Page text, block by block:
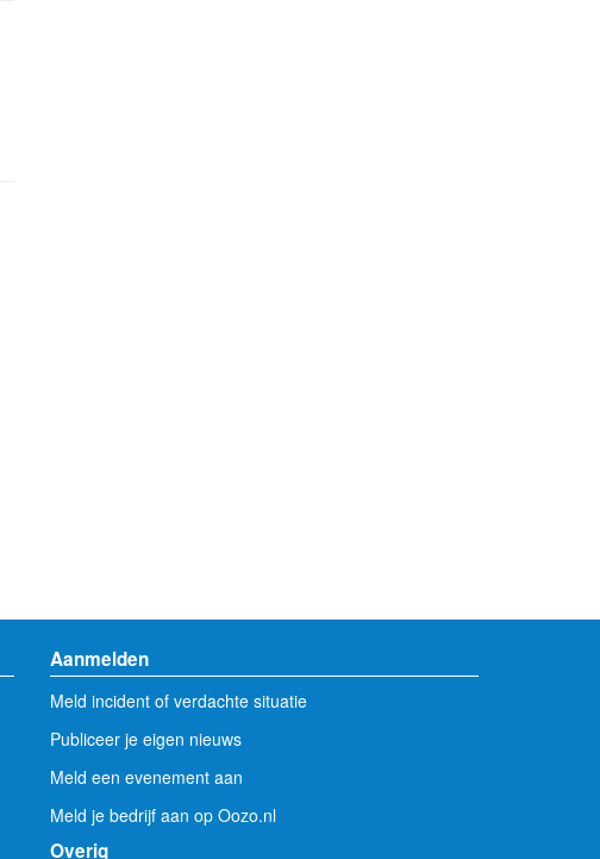
Aanmelden
Meld incident of verdachte situatie
Publiceer je eigen nieuws
Meld een evenement aan
Meld je bedrijf aan op Oozo.nl
Overig